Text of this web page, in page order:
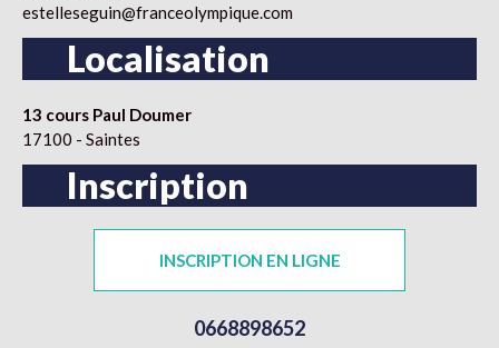
estelleseguin@franceolympique.com
Localisation
13 cours Paul Doumer
17100 - Saintes
Inscription
INSCRIPTION EN LIGNE
0668898652